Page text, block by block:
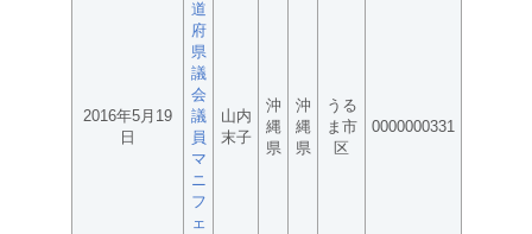
2016年5月19
日
道
府
県
議
会
議
員
マ
ニ
フ
ェ
山内
末子
沖
縄
県
沖
縄
県
うる
ま市
区
0000000331